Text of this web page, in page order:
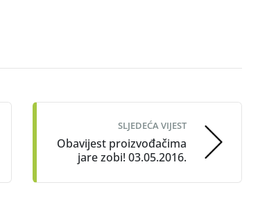
SLJEDEĆA VIJEST
Obavijest proizvođačima
jare zobi! 03.05.2016.